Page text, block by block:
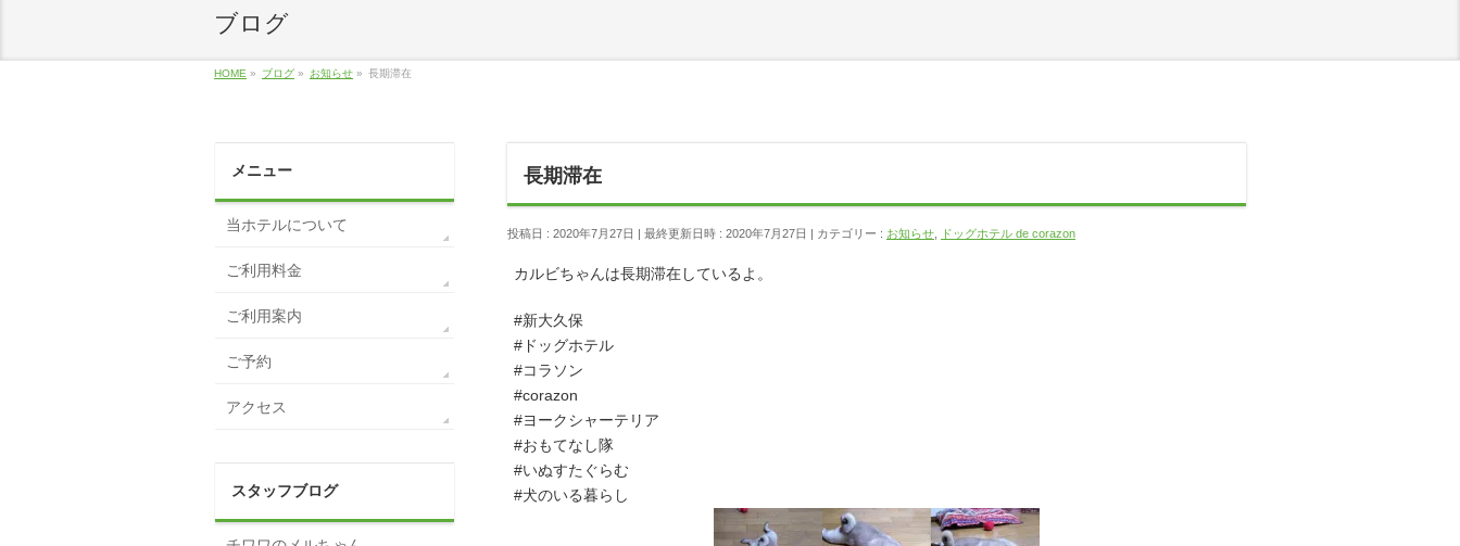
ブログ
HOME » ブログ » お知らせ » 長期滞在
長期滞在
投稿日 : 2020年7月27日 最終更新日時 : 2020年7月27日 カテゴリー : お知らせ ドッグホテル de corazon
カルビちゃんは長期滞在しているよ。
#新大久保
#ドッグホテル
#コラソン
#corazon
#ヨークシャーテリア
#おもてなし隊
#いぬすたぐらむ
#犬のいる暮らし
メニュー
当ホテルについて
ご利用料金
ご利用案内
ご予約
アクセス
スタッフブログ